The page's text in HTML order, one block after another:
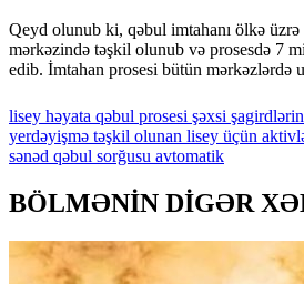
Qeyd olunub ki, qəbul imtahanı ölkə
mərkəzində təşkil olunub və prosesdə 7
edib. İmtahan prosesi bütün mərkəzlərdə
lisey həyata qəbul prosesi şəxsi şagirdlərin
yerdəyişmə təşkil olunan lisey üçün
sənəd qəbul sorğusu avtomatik
BÖLMƏNİN DİGƏR